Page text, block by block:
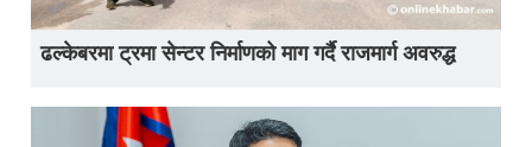
ढल्केबरमा ट्रमा सेन्टर निर्माणको माग गर्दै राजमार्ग अवरुद्ध